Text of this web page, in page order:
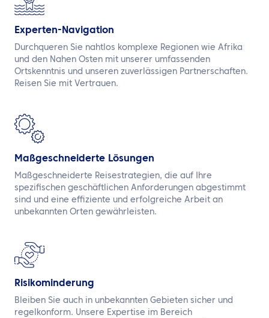
Experten-Navigation
Durchqueren Sie nahtlos komplexe Regionen wie Afrika
und den Nahen Osten mit unserer umfassenden
Ortskenntnis und unseren zuverlässigen Partnerschaften.
Reisen Sie mit Vertrauen.
Maßgeschneiderte Lösungen
Maßgeschneiderte Reisestrategien, die auf Ihre
spezifischen geschäftlichen Anforderungen abgestimmt
sind und eine effiziente und erfolgreiche Arbeit an
unbekannten Orten gewährleisten.
Risikominderung
Bleiben Sie auch in unbekannten Gebieten sicher und
regelkonform. Unsere Expertise im Bereich